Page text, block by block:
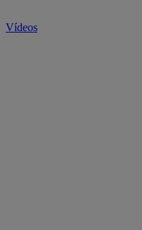
Vídeos